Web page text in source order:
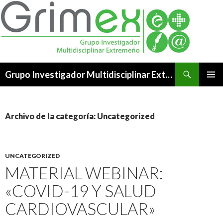
Grupo Investigador Multidisciplinar Extremeño
Archivo de la categoría: Uncategorized
UNCATEGORIZED
MATERIAL WEBINAR:
«COVID-19 Y SALUD
CARDIOVASCULAR»